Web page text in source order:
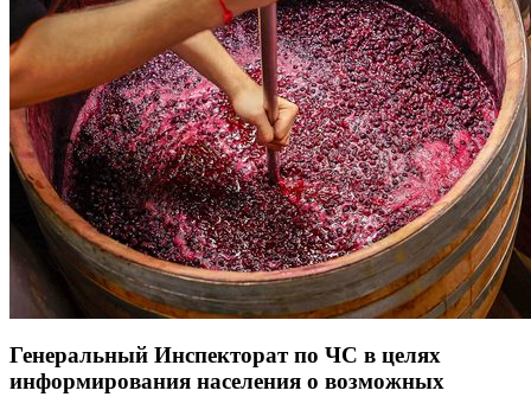
Генеральный Инспекторат по ЧС в целях
информирования населения о возможных